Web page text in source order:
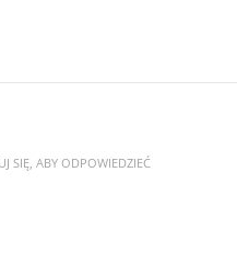
SIĘ, ABY ODPOWIEDZIEĆ